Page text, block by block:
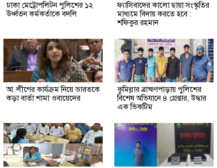
ঢাকা মেট্রোপলিটন পুলিশের ১২
ঊর্ধ্বতন কর্মকর্তাকে বদলি
ফ্যাসিবাদের কালো ছায়া সংস্কৃতির
মাধ্যমে বিদায় করতে হবে :
শফিকুর রহমান
আ.লীগের কার্যক্রম নিয়ে ভারতকে
কড়া বার্তা শামা ওবায়েদের
কুমিল্লার ব্রাহ্মণপাড়ায় পুলিশের
বিশেষ অভিযানে ৪ গ্রেপ্তার, উদ্ধার
এক ভিকটিম